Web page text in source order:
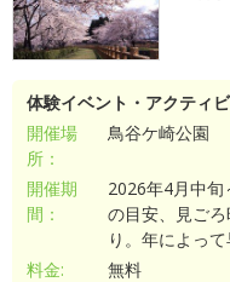
体験イベント・アクティ
開催場
所：
鳥谷ケ崎公園
開催期
間：
2026年4月中
の目安、見ご
り。年によっ
料金:
無料